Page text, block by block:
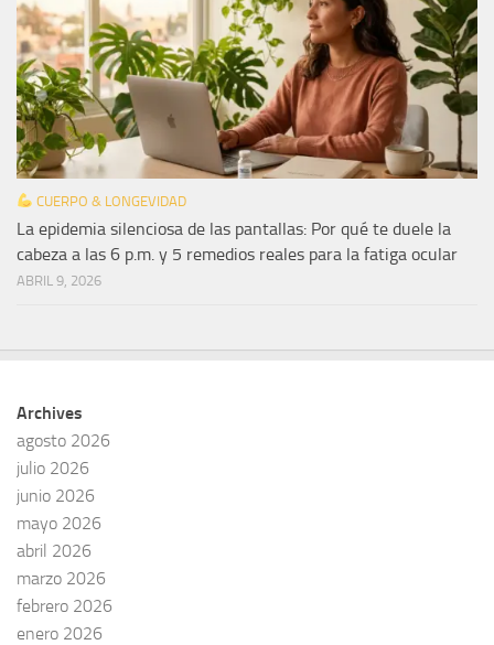
CUERPO & LONGEVIDAD
La epidemia silenciosa de las pantallas: Por qué te duele la
cabeza a las 6 p.m. y 5 remedios reales para la fatiga ocular
ABRIL 9, 2026
Archives
agosto 2026
julio 2026
junio 2026
mayo 2026
abril 2026
marzo 2026
febrero 2026
enero 2026